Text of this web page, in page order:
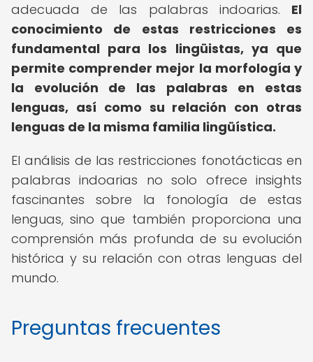
adecuada de las palabras indoarias. El
conocimiento de estas restricciones es
fundamental para los lingüistas, ya que
permite comprender mejor la morfología y
la evolución de las palabras en estas
lenguas, así como su relación con otras
lenguas de la misma familia lingüística.
El análisis de las restricciones fonotácticas en
palabras indoarias no solo ofrece insights
fascinantes sobre la fonología de estas
lenguas, sino que también proporciona una
comprensión más profunda de su evolución
histórica y su relación con otras lenguas del
mundo.
Preguntas frecuentes